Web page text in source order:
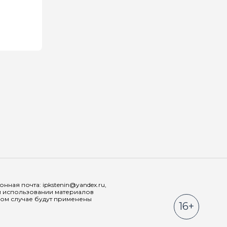
почта: ipkstenin@yandex.ru,
материалов
случае будут применены
16+